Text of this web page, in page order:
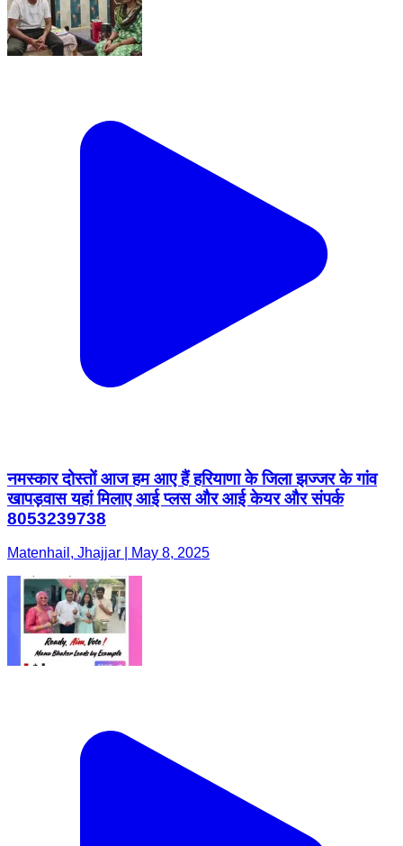
नमस्कार दोस्तों आज हम आए हैं हरियाणा के जिला झज्जर के गांव
खापड़वास यहां मिलाए आई प्लस और आई केयर और संपर्क
8053239738
Matenhail, Jhajjar | May 8, 2025